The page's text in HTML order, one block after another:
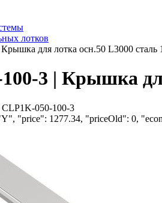
лотков
для лотка осн.50 L3000
3 | Крышка
CLP1K-050-100-3
"price": 1277.34, "priceOld": 0,